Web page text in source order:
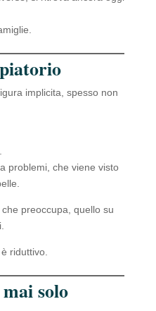
implicita, spesso non
problemi, che viene visto
che preoccupa, quello su
riduttivo.
solo